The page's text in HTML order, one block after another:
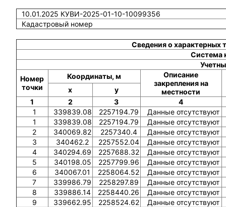
10.01.2025 КУВИ-2025-01-10-10099356
Кадастровый номер
Сведения о характерных
Система
Номер
точки
Координаты, м
Описание
закрепления на
местности
x
y
1
2 3
4
1
339839.08 2257194.79
Данные отсутствуют
1
339839.08 2257194.79
Данные отсутствуют
2
340069.82 2257340.4
Данные отсутствуют
3
340462.2 2257552.04
Данные отсутствуют
4
340294.69 2257688.32
Данные отсутствуют
5
340198.05 2257799.96
Данные отсутствуют
6
340067.01 2258064.52
Данные отсутствуют
7
339986.79 2258297.89
Данные отсутствуют
8
339886.14 2258440.26
Данные отсутствуют
9
339662.95 2258524.62
Данные отсутствуют